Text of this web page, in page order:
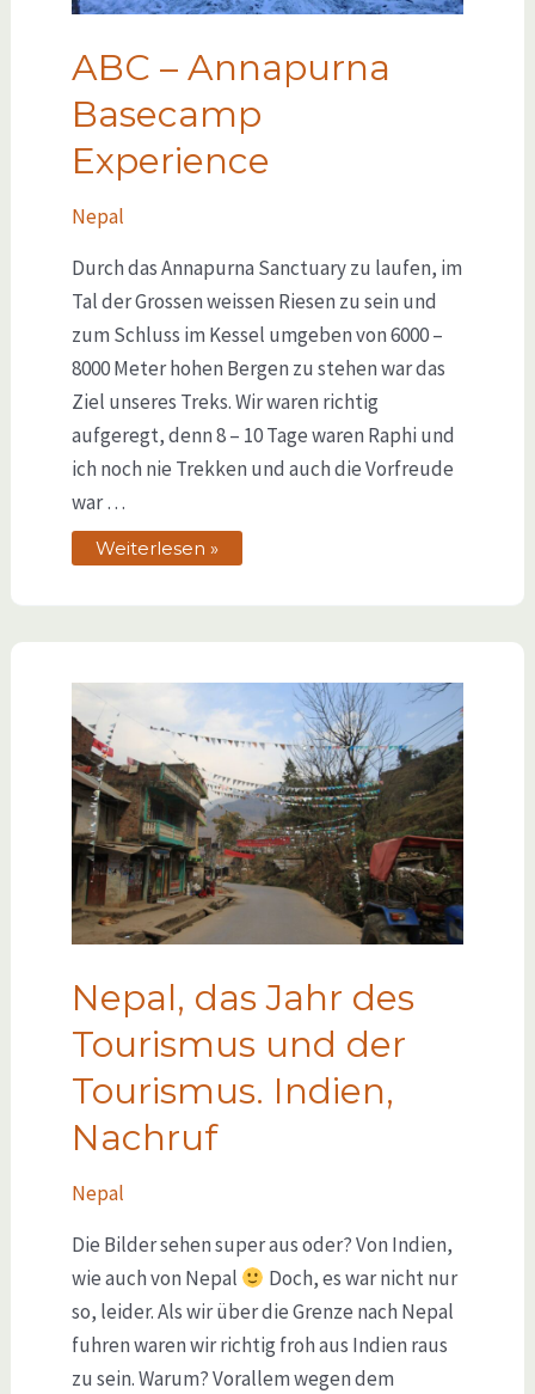
ABC – Annapurna
Basecamp
Experience
Nepal
Durch das Annapurna Sanctuary zu laufen, im
Tal der Grossen weissen Riesen zu sein und
zum Schluss im Kessel umgeben von 6000 –
8000 Meter hohen Bergen zu stehen war das
Ziel unseres Treks. Wir waren richtig
aufgeregt, denn 8 – 10 Tage waren Raphi und
ich noch nie Trekken und auch die Vorfreude
war …
Weiterlesen »
Nepal, das Jahr des
Tourismus und der
Tourismus. Indien,
Nachruf
Nepal
Die Bilder sehen super aus oder? Von Indien,
wie auch von Nepal
Doch, es war nicht nur
so, leider. Als wir über die Grenze nach Nepal
fuhren waren wir richtig froh aus Indien raus
zu sein. Warum? Vorallem wegen dem